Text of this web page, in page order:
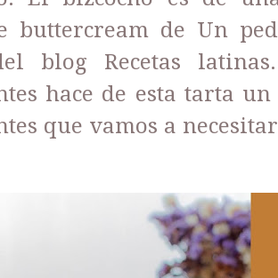
buttercream de Un
blog Recetas
hace de esta tarta
que vamos a